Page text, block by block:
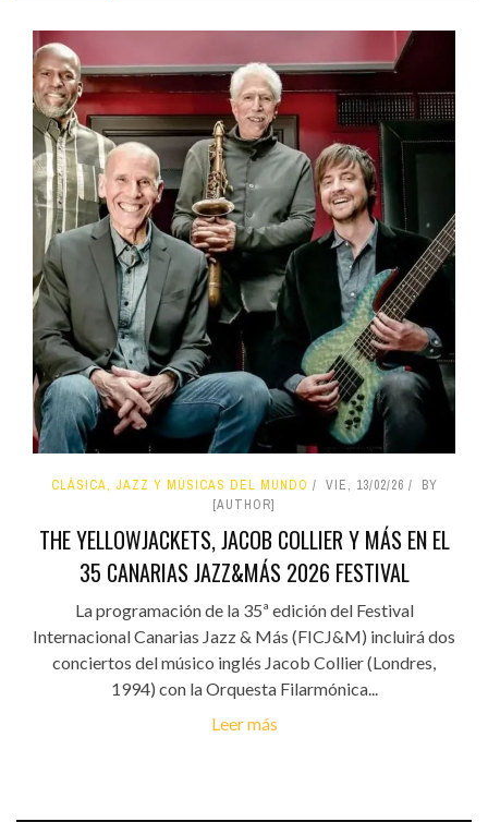
CLÁSICA, JAZZ Y MÚSICAS DEL MUNDO VIE, 13/02/26
BY
[AUTHOR]
THE YELLOWJACKETS, JACOB COLLIER Y MÁS EN EL
35 CANARIAS JAZZ&MÁS 2026 FESTIVAL
La programación de la 35ª edición del Festival
Internacional Canarias Jazz & Más (FICJ&M) incluirá dos
conciertos del músico inglés Jacob Collier (Londres,
1994) con la Orquesta Filarmónica...
Leer más